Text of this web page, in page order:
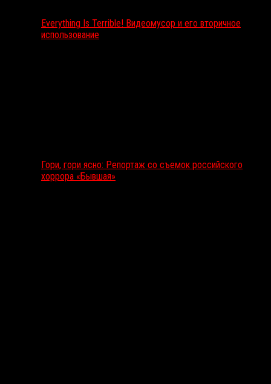
Everything Is Terrible! Видеомусор и его вторичное
использование
Гори, гори ясно: Репортаж со съемок российского
хоррора «Бывшая»